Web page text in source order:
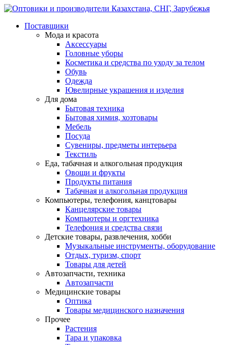
Поставщики
Мода и красота
Аксессуары
Головные уборы
Косметика и средства по уходу за телом
Обувь
Одежда
Ювелирные украшения и изделия
Для дома
Бытовая техника
Бытовая химия, хозтовары
Мебель
Посуда
Сувениры, предметы интерьера
Текстиль
Еда, табачная и алкогольная продукция
Овощи и фрукты
Продукты питания
Табачная и алкогольная продукция
Компьютеры, телефония, канцтовары
Канцелярские товары
Компьютеры и оргтехника
Телефония и средства связи
Детские товары, развлечения, хобби
Музыкальные инструменты, оборудование
Отдых, туризм, спорт
Товары для детей
Автозапчасти, техника
Автозапчасти
Медицинские товары
Оптика
Товары медицинского назначения
Прочее
Растения
Тара и упаковка